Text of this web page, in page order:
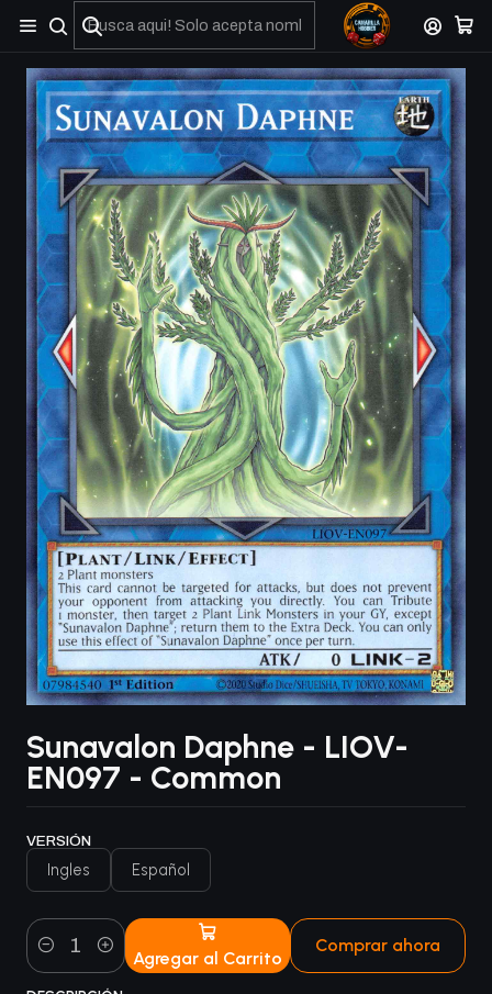
No olviden reportar sus depositos y transferencias por Whatsapp
Sunavalon Daphne - LIOV-
EN097 - Common
VERSIÓN
Ingles Español
Cantidad Agregar al Carrito
Comprar ahora